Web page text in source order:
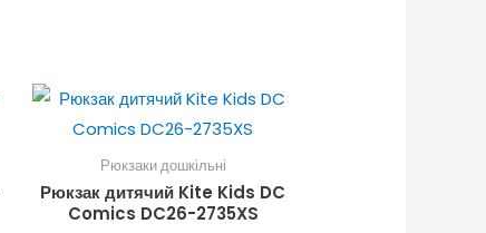
Рюкзаки дошкільні
Рюкзак дитячий Kite Kids DC
Comics DC26-2735XS